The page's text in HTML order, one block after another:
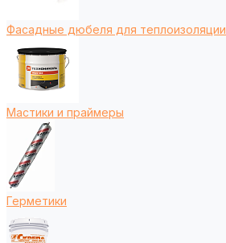
Фасадные дюбеля для теплоизоляции
Мастики и праймеры
Герметики